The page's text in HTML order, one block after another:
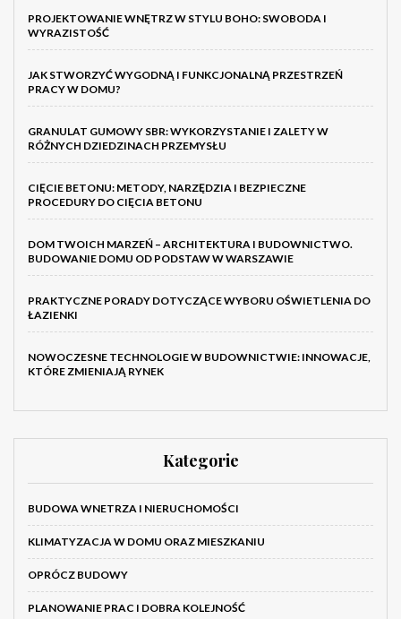
PROJEKTOWANIE WNĘTRZ W STYLU BOHO: SWOBODA I
WYRAZISTOŚĆ
JAK STWORZYĆ WYGODNĄ I FUNKCJONALNĄ PRZESTRZEŃ
PRACY W DOMU?
GRANULAT GUMOWY SBR: WYKORZYSTANIE I ZALETY W
RÓŻNYCH DZIEDZINACH PRZEMYSŁU
CIĘCIE BETONU: METODY, NARZĘDZIA I BEZPIECZNE
PROCEDURY DO CIĘCIA BETONU
DOM TWOICH MARZEŃ – ARCHITEKTURA I BUDOWNICTWO.
BUDOWANIE DOMU OD PODSTAW W WARSZAWIE
PRAKTYCZNE PORADY DOTYCZĄCE WYBORU OŚWIETLENIA DO
ŁAZIENKI
NOWOCZESNE TECHNOLOGIE W BUDOWNICTWIE: INNOWACJE,
KTÓRE ZMIENIAJĄ RYNEK
Kategorie
BUDOWA WNETRZA I NIERUCHOMOŚCI
KLIMATYZACJA W DOMU ORAZ MIESZKANIU
OPRÓCZ BUDOWY
PLANOWANIE PRAC I DOBRA KOLEJNOŚĆ